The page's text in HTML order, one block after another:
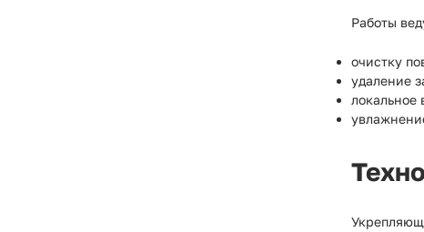
Работы
очистку
удаление
локальное